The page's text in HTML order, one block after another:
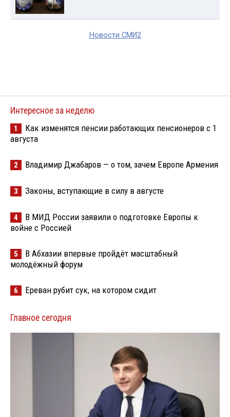
Новости СМИ2
Интересное за неделю
1
Как изменятся пенсии работающих пенсионеров с 1
августа
2 Владимир Джабаров — о том, зачем Европе Армения
3 Законы, вступающие в силу в августе
4
В МИД России заявили о подготовке Европы к
войне с Россией
5
В Абхазии впервые пройдёт масштабный
молодёжный форум
6 Ереван рубит сук, на котором сидит
Главное сегодня